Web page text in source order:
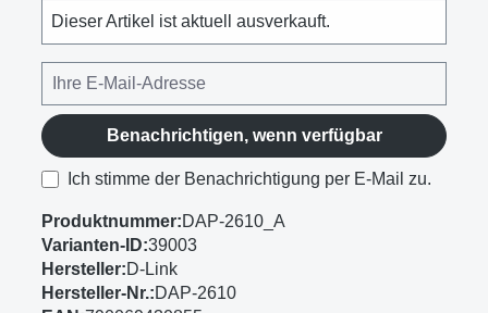
Dieser Artikel ist aktuell ausverkauft.
Benachrichtigen, wenn verfügbar
Ich stimme der Benachrichtigung per E-Mail zu.
Produktnummer:DAP-2610_A
Varianten-ID:39003
Hersteller:D-Link
Hersteller-Nr.:DAP-2610